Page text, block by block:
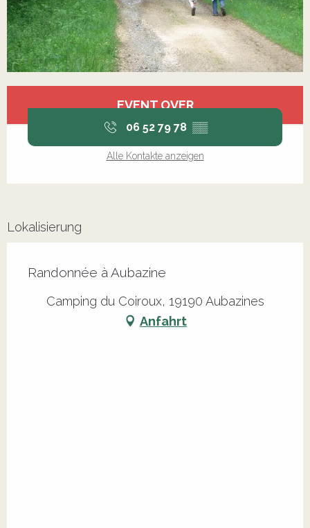
EVENT OVER
06 52 79 78 ▒▒
Alle Kontakte anzeigen
Lokalisierung
Randonnée à Aubazine
Camping du Coiroux, 19190 Aubazines
Anfahrt